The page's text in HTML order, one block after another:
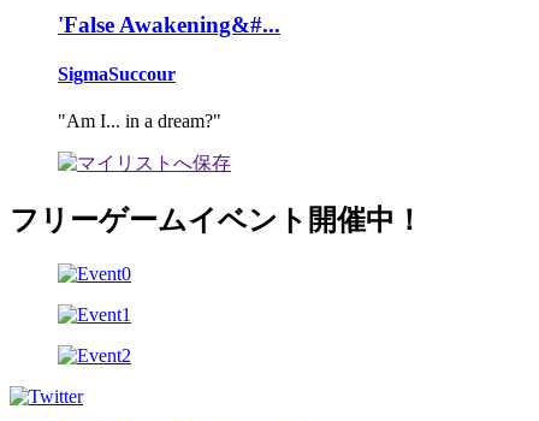
'False Awakening&#...
SigmaSuccour
"Am I... in a dream?"
フリーゲームイベント開催中！